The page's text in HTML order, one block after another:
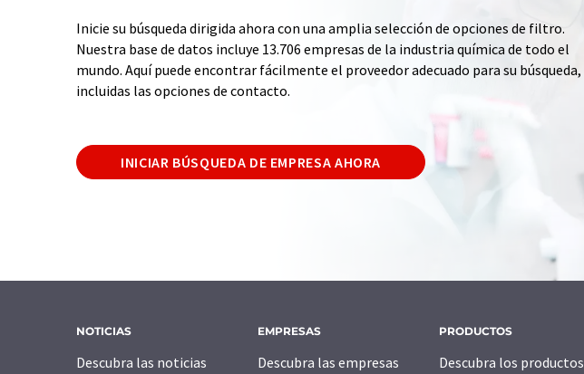
Inicie su búsqueda dirigida ahora con una amplia selección de opciones de filtro.
Nuestra base de datos incluye 13.706 empresas de la industria química de todo el
mundo. Aquí puede encontrar fácilmente el proveedor adecuado para su búsqueda,
incluidas las opciones de contacto.
INICIAR BÚSQUEDA DE EMPRESA AHORA
NOTICIAS
Descubra las noticias
EMPRESAS
Descubra las empresas
PRODUCTOS
Descubra los productos